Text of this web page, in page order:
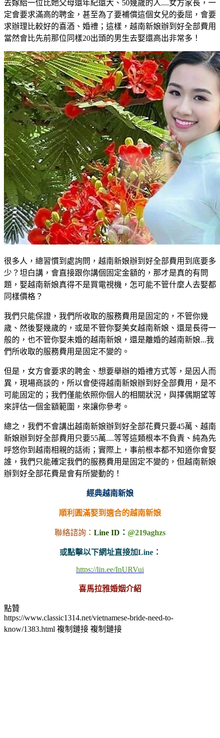
去嫁給一位比她父母還年紀還大、50幾歲的人....女方家長，一
定會要求滿高的聘金，甚至為了要補償這個女兒的委屈，會要
求辦理比較好的喜酒、婚禮；這樣，越南新娘辦到好全部費用
當然會比先前那位同樣20出頭的男生去娶還高出非常多！
很多人，總習慣到處詢問，越南新娘辦到好全部費用到底要多
少？坦白講，會直接跟你講個固定金額的，那才是真的有問
題，娶越南新娘真得不是買電視機，怎可能不管什麼人去娶都
同樣價格？
我們只能保證，我們所收取的服務費用是固定的，不管你幾
歲、然後娶幾歲的，或是不管你娶美女越南新娘、還是長得一
般的，也不管你娶未婚的越南新娘，還是離婚的越南新娘...我
們所收取的服務費用是固定不變的。
但是，女方會要求的聘金、想要舉辦的婚禮方式等，是因人而
異，現場商談的，所以會使得越南新娘辦到好全部費用，是不
可能固定的；我們僅能依照你個人的相關狀況，與擇偶期望等
來評估一個金額範圍，來讓你參考。
總之，我們不會講出越南新娘辦到好全部花費只要45萬、越南
新娘辦到好全部費用只要55萬....等等這類根本不負責、純為先
呼悠你到越南相親的話術；實際上，事前根本都不知道你會娶
誰，我們只能確定我們的服務費用是固定不變的，但越南新娘
辦到好全部花費是會有所變動的！
經典越南新娘
順利圓滿娶到適合的越南新娘
聯絡諮詢： Line ID： @219aghzs
或點擊以下網址直接加Line：
https://lin.ee/InURVui
喜馬拉雅婚姻介紹
點贊
https://www.classic1314.net/vietnamese-bride-need-to-
know/1383.html 複制鏈接 複制鏈接